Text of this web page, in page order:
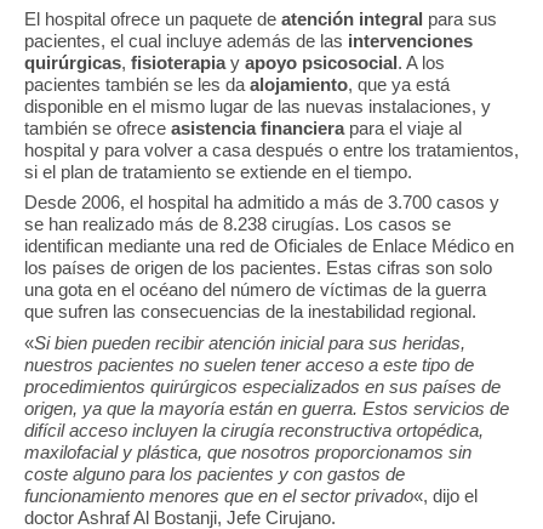
El hospital ofrece un paquete de atención integral para sus
pacientes, el cual incluye además de las intervenciones
quirúrgicas, fisioterapiay apoyo psicosocial. A los
pacientes también se les da alojamiento, que ya está
disponible en el mismo lugar de las nuevas instalaciones, y
también se ofrece asistencia financierapara el viaje al
hospital y para volver a casa después o entre los tratamientos,
si el plan de tratamiento se extiende en el tiempo.
Desde 2006, el hospital ha admitido a más de 3.700 casos y
se han realizado más de 8.238 cirugías. Los casos se
identifican mediante una red de Oficiales de Enlace Médico en
los países de origen de los pacientes. Estas cifras son solo
una gota en el océano del número de víctimas de la guerra
que sufren las consecuencias de la inestabilidad regional.
«Si bien pueden recibir atención inicial para sus heridas,
nuestros pacientes no suelen tener acceso a este tipo de
procedimientos quirúrgicos especializados en sus países de
origen, ya que la mayoría están en guerra. Estos servicios de
difícil acceso incluyen la cirugía reconstructiva ortopédica,
maxilofacial y plástica, que nosotros proporcionamos sin
coste alguno para los pacientes y con gastos de
funcionamiento menores que en el sector privado«, dijo el
doctor Ashraf Al Bostanji, Jefe Cirujano.